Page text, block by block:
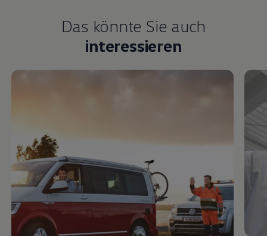
Das könnte Sie auch
interessieren